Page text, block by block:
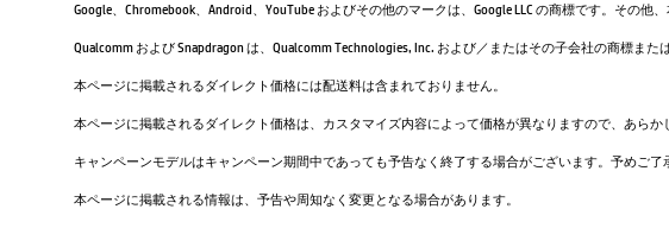
Google、Chromebook、Android、YouTube およびその他のマークは、Google LLC の商標です。その
Qualcomm および Snapdragon は、Qualcomm Technologies, Inc. および／またはその子会社の商標また
本ページに掲載されるダイレクト価格には配送料は含まれておりません。
本ページに掲載されるダイレクト価格は、カスタマイズ内容によって価格が異なりますので、あらか
キャンペーンモデルはキャンペーン期間中であっても予告なく終了する場合がございます。予めご了
本ページに掲載される情報は、予告や周知なく変更となる場合があります。